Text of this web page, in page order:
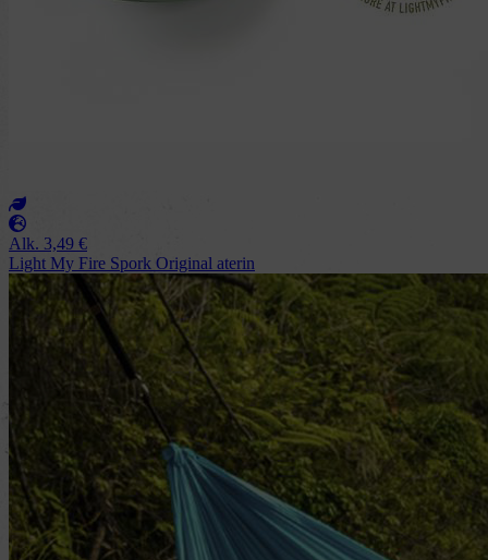
Alk. 3,49 €
Light My Fire Spork Original aterin